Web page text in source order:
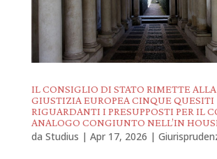
IL CONSIGLIO DI STATO RIMETTE
GIUSTIZIA EUROPEA CINQUE QUESITI
RIGUARDANTI I PRESUPPOSTI PER IL
ANALOGO CONGIUNTO NELL’IN
da Studius | Apr 17, 2026 |